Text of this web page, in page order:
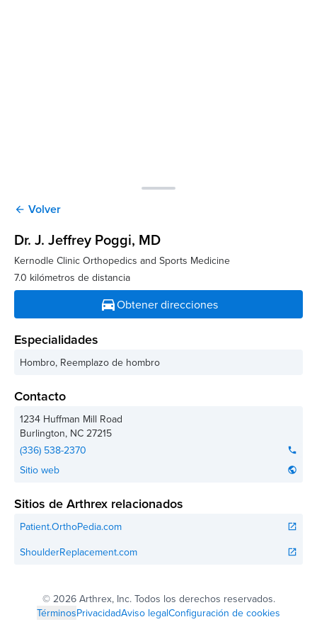
arrow_back Volver
Dr. J. Jeffrey Poggi, MD
Kernodle Clinic Orthopedics and Sports Medicine
7.0 kilómetros de distancia
directions_carObtener direcciones
Especialidades
Hombro, Reemplazo de hombro
Contacto
1234 Huffman Mill Road
Burlington, NC 27215
(336) 538-2370
phone
Sitio web public
Sitios de Arthrex relacionados
Patient.OrthoPedia.com open_in_new
ShoulderReplacement.com open_in_new
© 2026 Arthrex, Inc. Todos los derechos reservados.
TérminosPrivacidadAviso legalConfiguración de cookies